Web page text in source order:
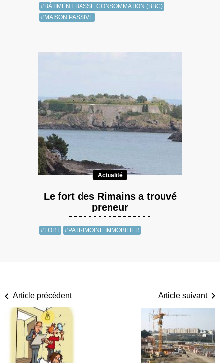
#BÂTIMENT BASSE CONSOMMATION (BBC)
#MAISON PASSIVE
Actualité
Le fort des Rimains a trouvé
preneur
#FORT #PATRIMOINE IMMOBILIER
Article précédent Article suivant